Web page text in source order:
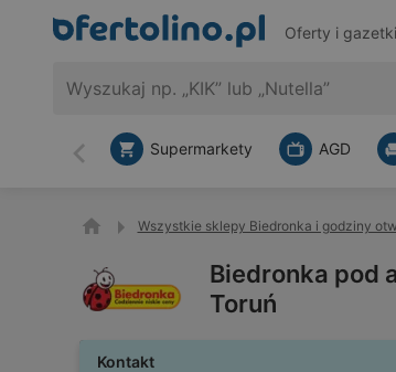
Oferty i
Wstecz
Supermarkety AGD
Wszystkie sklepy Biedronka i godziny
Biedronka pod
Toruń
Kontakt